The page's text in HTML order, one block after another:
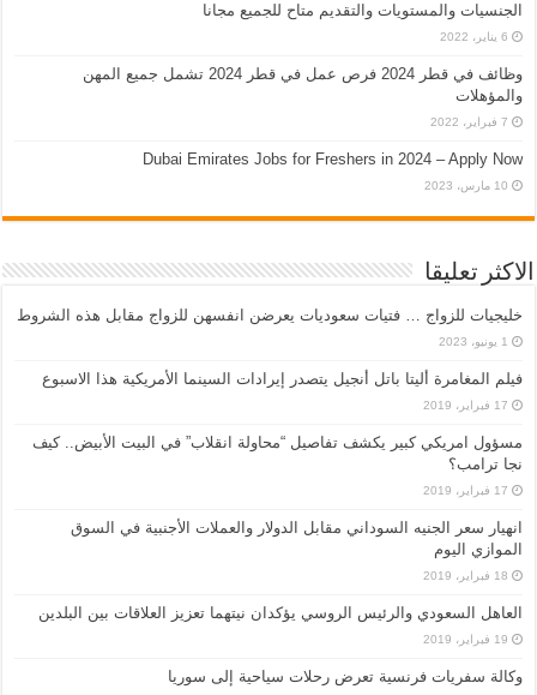
الجنسيات والمستويات والتقديم متاح للجميع مجانا
6 يناير، 2022
وظائف في قطر 2024 فرص عمل في قطر 2024 تشمل جميع المهن
والمؤهلات
7 فبراير، 2022
Dubai Emirates Jobs for Freshers in 2024 – Apply Now
10 مارس، 2023
الاكثر تعليقا
خليجيات للزواج … فتيات سعوديات يعرضن انفسهن للزواج مقابل هذه الشروط
1 يونيو، 2023
فيلم المغامرة أليتا‭ ‬باتل أنجيل يتصدر إيرادات السينما الأمريكية هذا الاسبوع
17 فبراير، 2019
مسؤول امريكي كبير يكشف تفاصيل “محاولة انقلاب” في البيت الأبيض.. كيف
نجا ترامب؟
17 فبراير، 2019
انهيار سعر الجنيه السوداني مقابل الدولار والعملات الأجنبية في السوق
الموازي اليوم
18 فبراير، 2019
العاهل السعودي والرئيس الروسي يؤكدان نيتهما تعزيز العلاقات بين البلدين
19 فبراير، 2019
وكالة سفريات فرنسية تعرض رحلات سياحية إلى سوريا